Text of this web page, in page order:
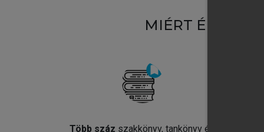
MIÉRT
Több száz szakkönyv, tankönyv és